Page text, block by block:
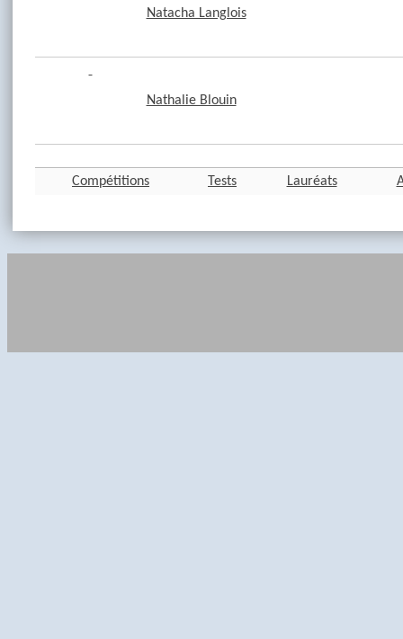
Natacha Langlois
Nathalie Blouin
Compétitions Tests Lauréats